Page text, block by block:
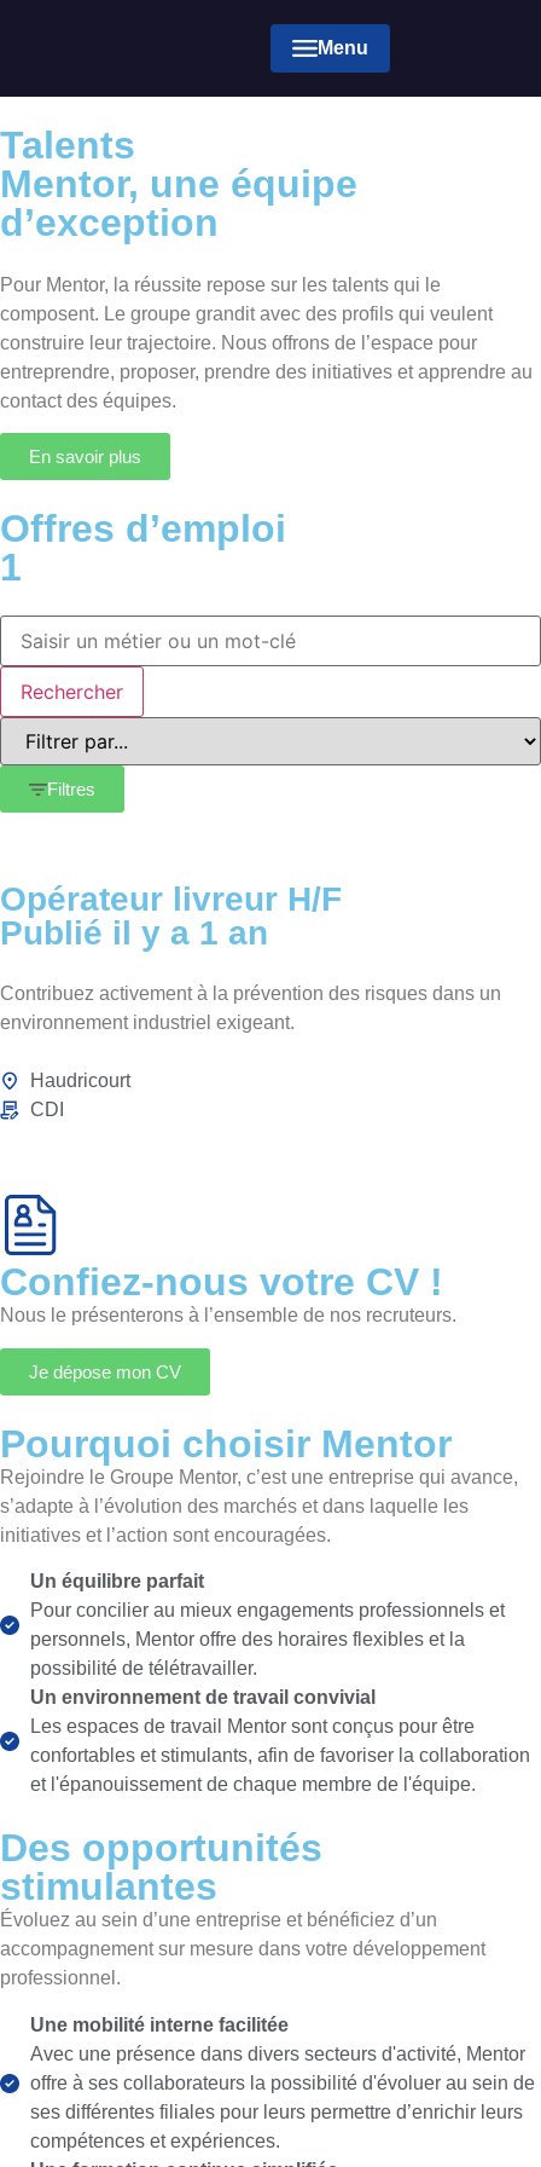
Menu
Talents
Mentor, une équipe
d’exception
Pour Mentor, la réussite repose sur les talents qui le
composent. Le groupe grandit avec des profils qui veulent
construire leur trajectoire. Nous offrons de l’espace pour
entreprendre, proposer, prendre des initiatives et apprendre au
contact des équipes.
En savoir plus
Offres d’emploi
1
Rechercher
Filtres
Opérateur livreur H/F
Publié il y a 1 an
Contribuez activement à la prévention des risques dans un
environnement industriel exigeant.
Haudricourt
CDI
Confiez-nous votre CV !
Nous le présenterons à l’ensemble de nos recruteurs.
Je dépose mon CV
Pourquoi choisir Mentor
Rejoindre le Groupe Mentor, c’est une entreprise qui avance,
s’adapte à l’évolution des marchés et dans laquelle les
initiatives et l’action sont encouragées.
Un équilibre parfait
Pour concilier au mieux engagements professionnels et
personnels, Mentor offre des horaires flexibles et la
possibilité de télétravailler.
Un environnement de travail convivial
Les espaces de travail Mentor sont conçus pour être
confortables et stimulants, afin de favoriser la collaboration
et l'épanouissement de chaque membre de l'équipe.
Des opportunités
stimulantes
Évoluez au sein d’une entreprise et bénéficiez d’un
accompagnement sur mesure dans votre développement
professionnel.
Une mobilité interne facilitée
Avec une présence dans divers secteurs d'activité, Mentor
offre à ses collaborateurs la possibilité d'évoluer au sein de
ses différentes filiales pour leurs permettre d’enrichir leurs
compétences et expériences.